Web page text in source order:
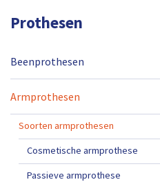
Prothesen
Beenprothesen
Armprothesen
Soorten armprothesen
Cosmetische armprothese
Passieve armprothese